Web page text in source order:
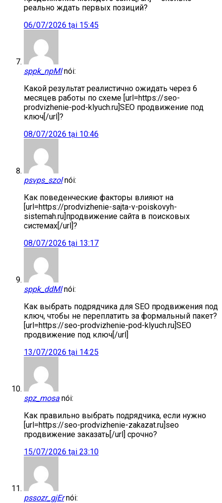
реально ждать первых позиций?
06/07/2026 tại 15:45
sppk_npMl nói:
Какой результат реалистично ожидать через 6
месяцев работы по схеме [url=https://seo-
prodvizhenie-pod-klyuch.ru]SEO продвижение под
ключ[/url]?
08/07/2026 tại 10:46
psvps_szol nói:
Как поведенческие факторы влияют на
[url=https://prodvizhenie-sajta-v-poiskovyh-
sistemah.ru]продвижение сайта в поисковых
системах[/url]?
08/07/2026 tại 13:17
sppk_ddMl nói:
Как выбрать подрядчика для SEO продвижения под
ключ, чтобы не переплатить за формальный пакет?
[url=https://seo-prodvizhenie-pod-klyuch.ru]SEO
продвижение под ключ[/url]
13/07/2026 tại 14:25
spz_mosa nói:
Как правильно выбрать подрядчика, если нужно
[url=https://seo-prodvizhenie-zakazat.ru]seo
продвижение заказать[/url] срочно?
15/07/2026 tại 23:10
pssozr_gjEr nói: